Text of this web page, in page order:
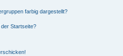
farbig dargestellt?
der Startseite?